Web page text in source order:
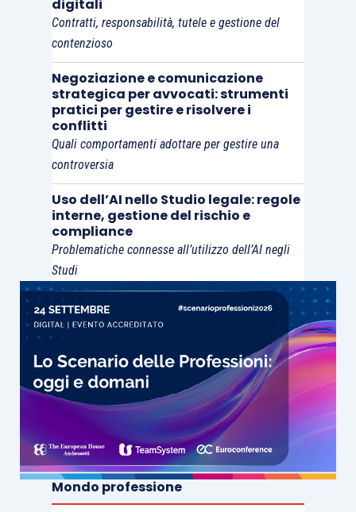
…sempre che si abbia l’audacia di considerarlo
tale.
digitali
Contratti, responsabilità, tutele e gestione del
contenzioso
Negoziazione e comunicazione
strategica per avvocati: strumenti
pratici per gestire e risolvere i
conflitti
Quali comportamenti adottare per gestire una
controversia
Uso dell’AI nello Studio legale: regole
interne, gestione del rischio e
compliance
Problematiche connesse all’utilizzo dell’AI negli
Studi
Mondo professione